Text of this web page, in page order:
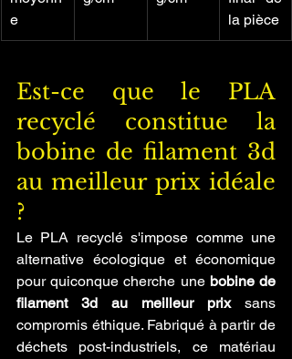
e
la pièce
Est-ce que le PLA
recyclé constitue la
bobine de filament 3d
au meilleur prix idéale
?
Le PLA recyclé s'impose comme une
alternative écologique et économique
pour quiconque cherche une bobine de
filament 3d au meilleur prix sans
compromis éthique. Fabriqué à partir de
déchets post-industriels, ce matériau